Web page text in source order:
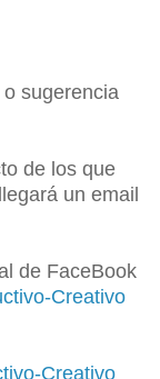
sugerencia
de los que
un email
de FaceBook
Creativo
Creativo